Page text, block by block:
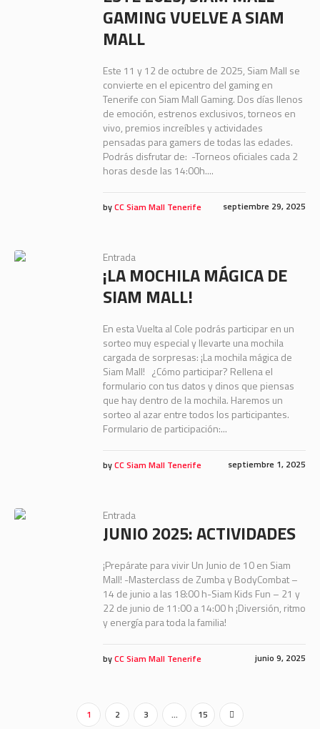
GAMING VUELVE A SIAM
MALL
Este 11 y 12 de octubre de 2025, Siam Mall se
convierte en el epicentro del gaming en
Tenerife con Siam Mall Gaming. Dos días llenos
de emoción, estrenos exclusivos, torneos en
vivo, premios increíbles y actividades
pensadas para gamers de todas las edades.
Podrás disfrutar de: -Torneos oficiales cada 2
horas desde las 14:00h....
septiembre 29, 2025
byCC Siam Mall Tenerife
Entrada
¡LA MOCHILA MÁGICA DE
SIAM MALL!
En esta Vuelta al Cole podrás participar en un
sorteo muy especial y llevarte una mochila
cargada de sorpresas: ¡La mochila mágica de
Siam Mall! ¿Cómo participar? Rellena el
formulario con tus datos y dinos que piensas
que hay dentro de la mochila. Haremos un
sorteo al azar entre todos los participantes.
Formulario de participación:...
septiembre 1, 2025
byCC Siam Mall Tenerife
Entrada
JUNIO 2025: ACTIVIDADES
¡Prepárate para vivir Un Junio de 10 en Siam
Mall! -Masterclass de Zumba y BodyCombat –
14 de junio a las 18:00 h-Siam Kids Fun – 21 y
22 de junio de 11:00 a 14:00 h ¡Diversión, ritmo
y energía para toda la familia!
junio 9, 2025
byCC Siam Mall Tenerife
1 2 3 … 15